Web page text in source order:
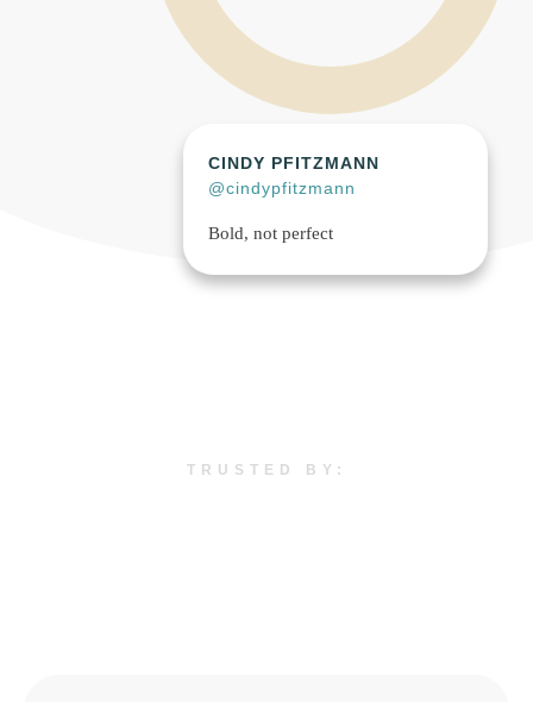
CINDY PFITZMANN
@cindypfitzmann
Bold, not perfect
TRUSTED BY: